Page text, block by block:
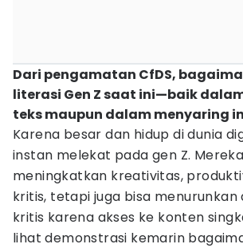
Dari pengamatan CfDS,
literasi Gen Z saat ini—baik
teks maupun dalam menyaring
Karena besar dan hidup di dunia
instan melekat pada gen Z.
meningkatkan kreativitas,
kritis, tetapi juga bisa
kritis karena akses ke konten
lihat demonstrasi kemarin